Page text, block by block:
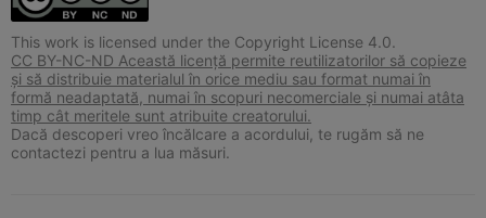
This work is licensed under the Copyright License 4.0.
CC BY-NC-ND Această licență permite reutilizatorilor să copieze
și să distribuie materialul în orice mediu sau format numai în
formă neadaptată, numai în scopuri necomerciale și numai atâta
timp cât meritele sunt atribuite creatorului.
Dacă descoperi vreo încălcare a acordului, te rugăm să ne
contactezi pentru a lua măsuri.